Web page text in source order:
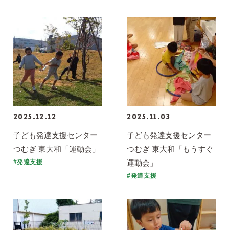
2025.12.12
子ども発達支援センター
つむぎ 東大和「運動会」
#発達支援
2025.11.03
子ども発達支援センター
つむぎ 東大和「もうすぐ
運動会」
#発達支援